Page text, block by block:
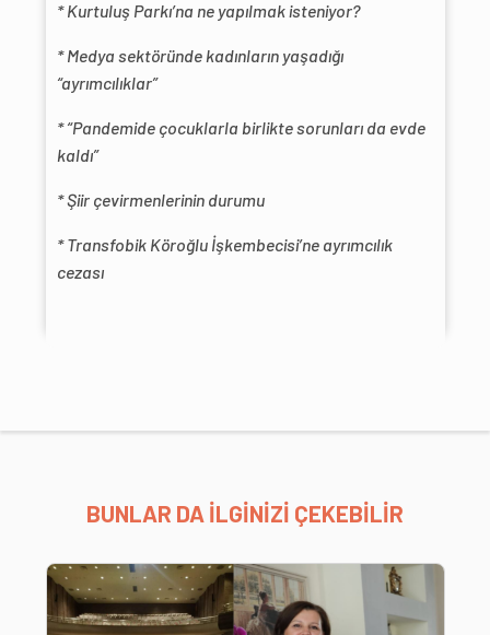
* Kurtuluş Parkı’na ne yapılmak isteniyor?
* Medya sektöründe kadınların yaşadığı
“ayrımcılıklar”
* “Pandemide çocuklarla birlikte sorunları da evde
kaldı”
* Şiir çevirmenlerinin durumu
* Transfobik Köroğlu İşkembecisi’ne ayrımcılık
cezası
BUNLAR DA İLGİNİZİ ÇEKEBİLİR